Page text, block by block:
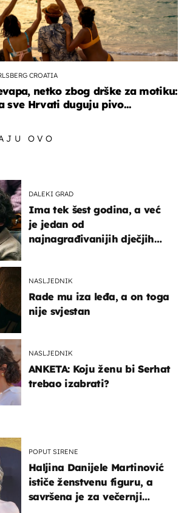
CROATIA
netko zbog drške za motiku:
sve Hrvati duguju pivo...
OVO
DALEKI GRAD
Ima tek šest godina, a već
je jedan od
najnagrađivanijih dječjih
NASLJEDNIK
Rade mu iza leđa, a on toga
nije svjestan
NASLJEDNIK
ANKETA: Koju ženu bi Serhat
trebao izabrati?
POPUT SIRENE
Haljina Danijele Martinović
ističe ženstvenu figuru, a
savršena je za večernji